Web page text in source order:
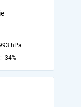
hPa
34%